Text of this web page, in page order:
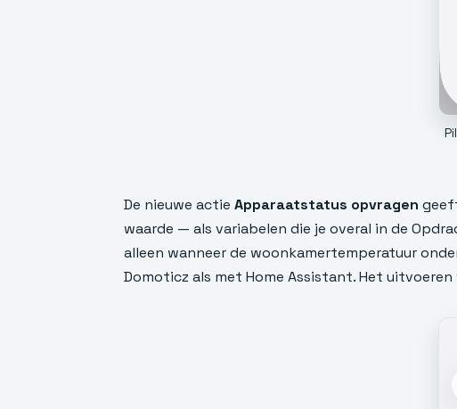
De nieuwe actie Apparaatstatus opvragen
waarde — als variabelen die je overal in de
alleen wanneer de woonkamertemperatuur
Domoticz als met Home Assistant. Het